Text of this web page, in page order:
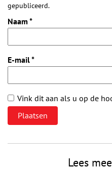
gepubliceerd.
Naam *
E-mail*
Vink dit aan als u op de
Lees